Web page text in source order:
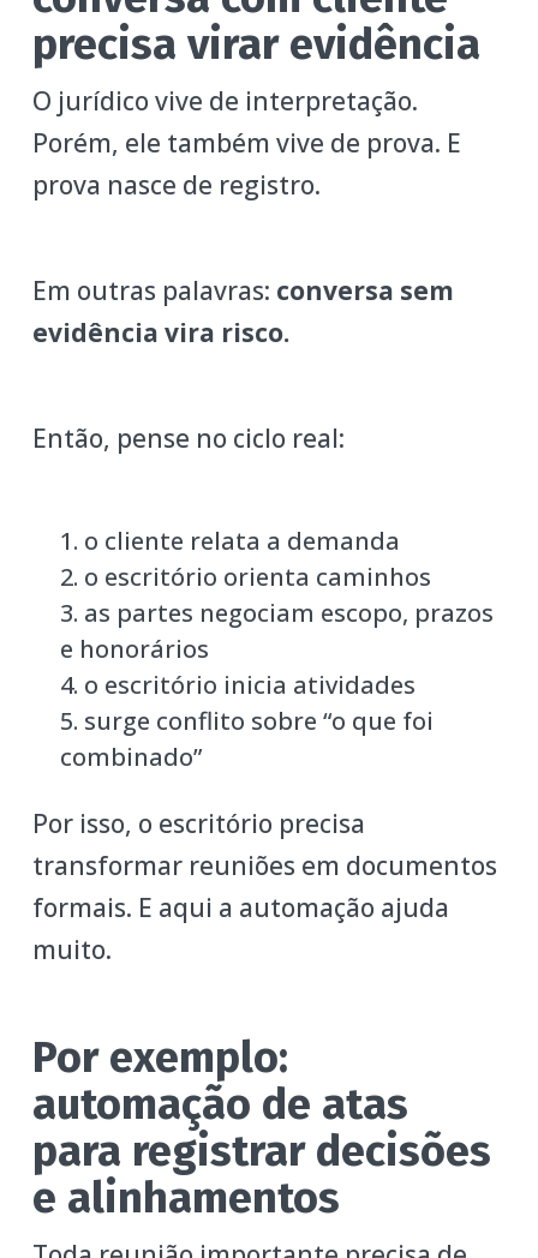
precisa virar evidência
O jurídico vive de interpretação.
Porém, ele também vive de prova. E
prova nasce de registro.
Em outras palavras: conversa sem
evidência vira risco.
Então, pense no ciclo real:
o cliente relata a demanda
o escritório orienta caminhos
as partes negociam escopo, prazos
e honorários
o escritório inicia atividades
surge conflito sobre “o que foi
combinado”
Por isso, o escritório precisa
transformar reuniões em documentos
formais. E aqui a automação ajuda
muito.
Por exemplo:
automação de atas
para registrar decisões
e alinhamentos